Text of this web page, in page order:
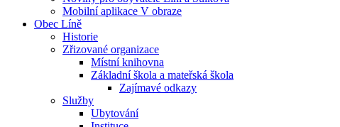
Mobilní aplikace V obraze
Obec Líně
Historie
Zřizované organizace
Místní knihovna
Základní škola a mateřská škola
Zajímavé odkazy
Služby
Ubytování